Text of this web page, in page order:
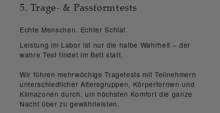
5. Trage- & Passformtests
Echte Menschen. Echter Schlaf.
Leistung im Labor ist nur die halbe Wahrheit – der
wahre Test findet im Bett statt.
Wir führen mehrwöchige Tragetests mit Teilnehmern
unterschiedlicher Altersgruppen, Körperformen und
Klimazonen durch, um höchsten Komfort die ganze
Nacht über zu gewährleisten.